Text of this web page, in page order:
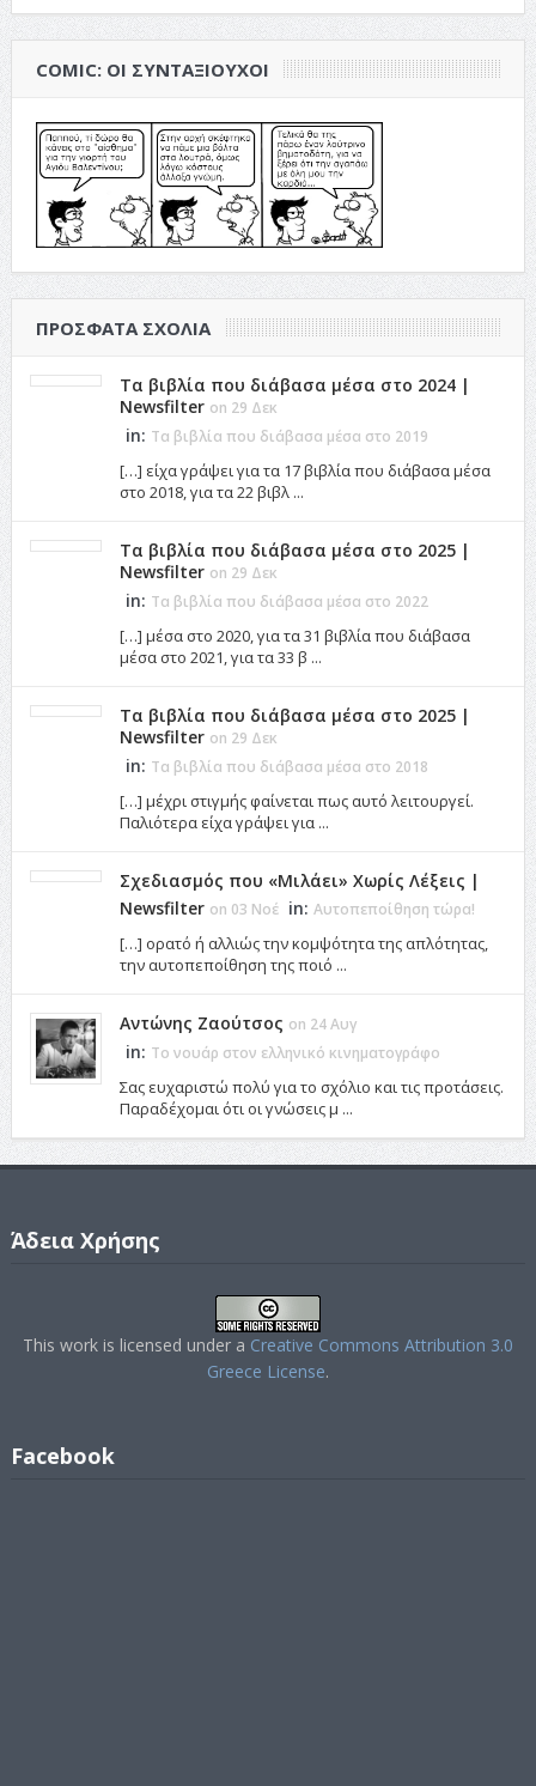
COMIC: ΟΙ ΣΥΝΤΑΞΙΟΎΧΟΙ
ΠΡΌΣΦΑΤΑ ΣΧΌΛΙΑ
Τα βιβλία που διάβασα μέσα στο 2024 |
Newsfilter on 29 Δεκ
in: Τα βιβλία που διάβασα μέσα στο 2019
[…] είχα γράψει για τα 17 βιβλία που διάβασα μέσα
στο 2018, για τα 22 βιβλ ...
Τα βιβλία που διάβασα μέσα στο 2025 |
Newsfilter on 29 Δεκ
in: Τα βιβλία που διάβασα μέσα στο 2022
[…] μέσα στο 2020, για τα 31 βιβλία που διάβασα
μέσα στο 2021, για τα 33 β ...
Τα βιβλία που διάβασα μέσα στο 2025 |
Newsfilter on 29 Δεκ
in: Τα βιβλία που διάβασα μέσα στο 2018
[…] μέχρι στιγμής φαίνεται πως αυτό λειτουργεί.
Παλιότερα είχα γράψει για ...
Σχεδιασμός που «Μιλάει» Χωρίς Λέξεις |
Newsfilter on 03 Νοέ in: Αυτοπεποίθηση τώρα!
[…] ορατό ή αλλιώς την κομψότητα της απλότητας,
την αυτοπεποίθηση της ποιό ...
Αντώνης Ζαούτσος on 24 Αυγ
in: Το νουάρ στον ελληνικό κινηματογράφο
Σας ευχαριστώ πολύ για το σχόλιο και τις προτάσεις.
Παραδέχομαι ότι οι γνώσεις μ ...
Άδεια Χρήσης
This work is licensed under a Creative Commons Attribution 3.0
Greece License.
Facebook